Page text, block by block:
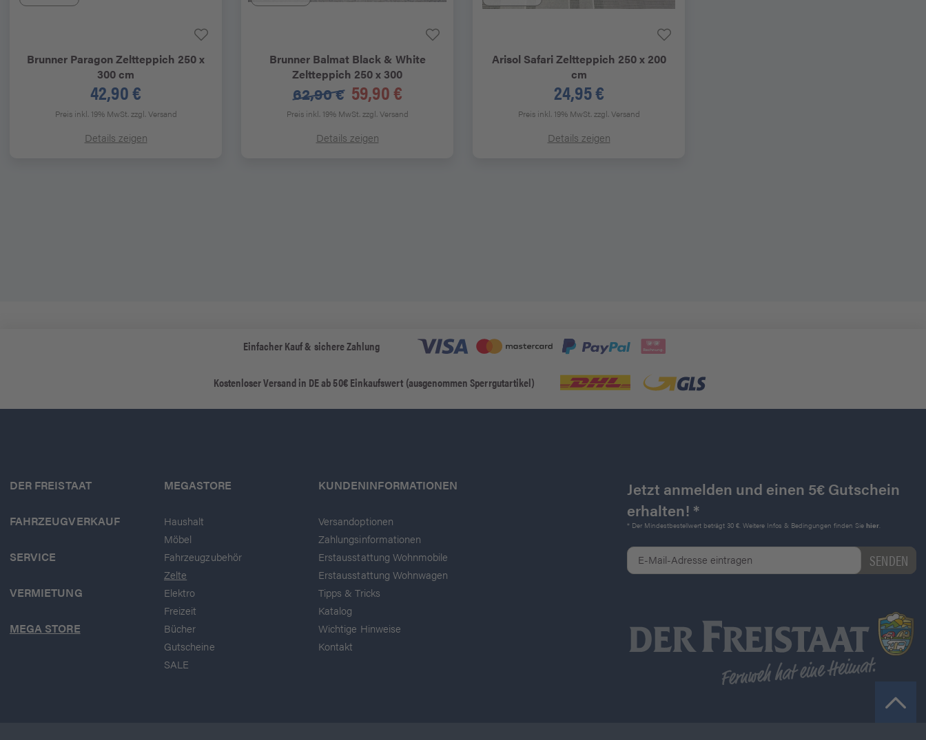
Brunner Paragon Zeltteppich 250 x
300 cm
42,90 €
Preis inkl. 19% MwSt.zzgl. Versand
Details zeigen
BrunnerBalmat Black & White
Zeltteppich 250 x 300
62,90 € 59,90 €
Preis inkl. 19% MwSt.zzgl. Versand
Details zeigen
Arisol Safari Zeltteppich 250 x 200
cm
24,95 €
Preis inkl. 19% MwSt.zzgl. Versand
Details zeigen
Einfacher Kauf & sichere Zahlung
Kostenloser Versand in DE ab 50€ Einkaufswert (ausgenommen Sperrgutartikel)
DER FREISTAAT
FAHRZEUGVERKAUF
SERVICE
VERMIETUNG
MEGA STORE
MEGASTORE
Haushalt
Möbel
Fahrzeugzubehör
Zelte
Elektro
Freizeit
Bücher
Gutscheine
SALE
KUNDENINFORMATIONEN
Versandoptionen
Zahlungsinformationen
Erstausstattung Wohnmobile
Erstausstattung Wohnwagen
Tipps & Tricks
Katalog
Wichtige Hinweise
Kontakt
Jetzt anmelden und einen 5€ Gutschein
erhalten! *
* Der Mindestbestellwert beträgt 30 €. Weitere Infos & Bedingungen finden Sie hier.